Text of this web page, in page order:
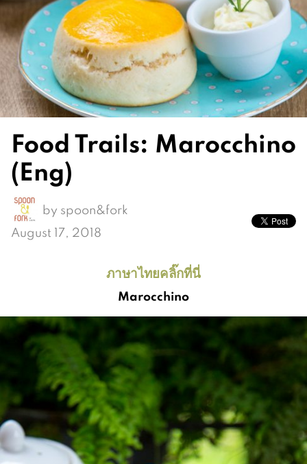
Food Trails: Marocchino
(Eng)
by spoon&fork
August 17, 2018
ภาษาไทยคลิ๊กที่นี่
Marocchino